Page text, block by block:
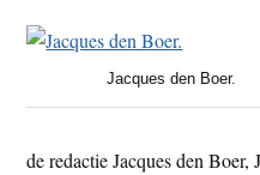
Jacques den Boer.
de redactie Jacques den Boer,